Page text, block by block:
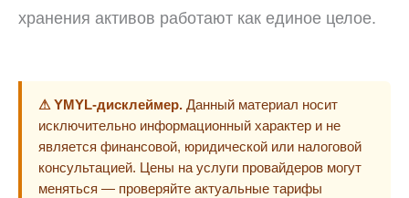
хранения активов работают как единое целое.
⚠ YMYL-дисклеймер. Данный материал носит
исключительно информационный характер и не
является финансовой, юридической или налоговой
консультацией. Цены на услуги провайдеров могут
меняться — проверяйте актуальные тарифы